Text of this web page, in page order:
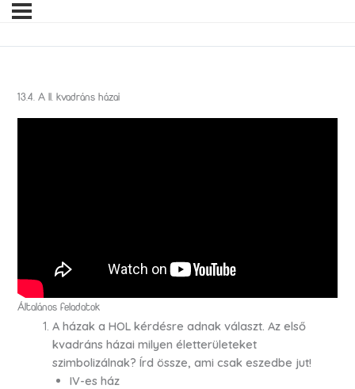
13.4. A II. kvadráns házai
Általános feladatok
A házak a HOL kérdésre adnak választ. Az első
kvadráns házai milyen életterületeket
szimbolizálnak? Írd össze, ami csak eszedbe jut!
IV-es ház